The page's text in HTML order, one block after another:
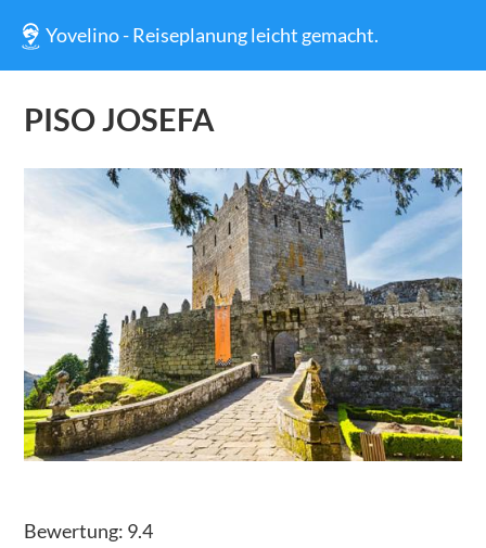
Yovelino - Reiseplanung leicht gemacht.
PISO JOSEFA
Bewertung: 9.4